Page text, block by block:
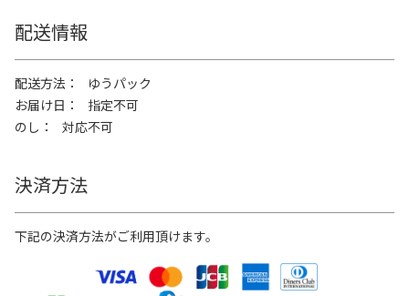
配送情報
配送方法
ゆうパック
お届け日
指定不可
のし
対応不可
決済方法
下記の決済方法がご利用頂けます。